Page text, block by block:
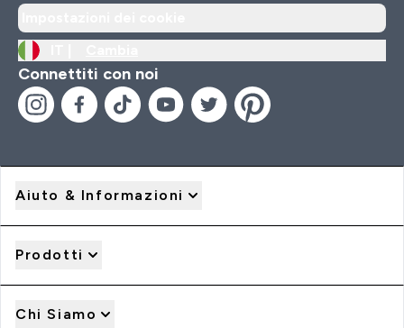
Connettiti con noi
Aiuto & Informazioni
Prodotti
Chi Siamo